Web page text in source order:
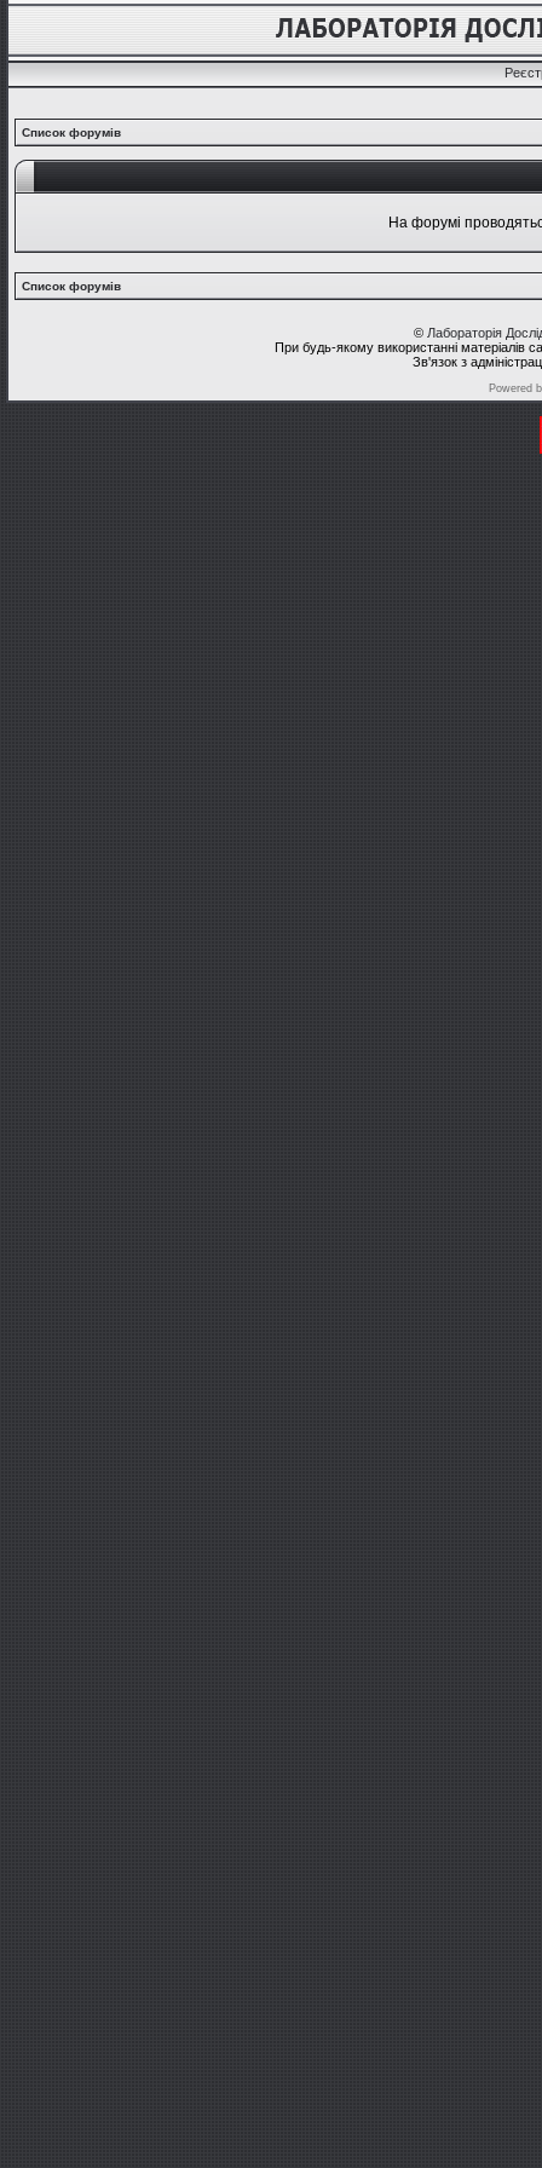
Список форумів
На форумі
Список форумів
© Лабораторія
При будь-якому використанні матеріалів
Зв'язок з
Powered